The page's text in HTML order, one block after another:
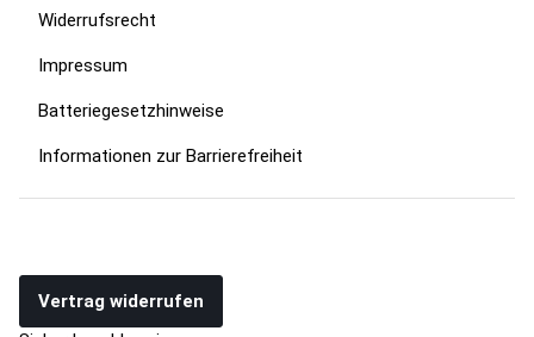
Widerrufsrecht
Impressum
Batteriegesetzhinweise
Informationen zur Barrierefreiheit
Vertrag widerrufen